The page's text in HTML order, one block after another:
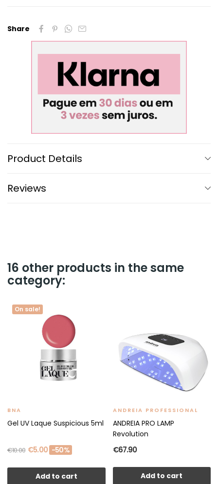
Share
Product Details
Reviews
16 other products in the same
category:
On sale!
BNA
Gel UV Laque Suspicious 5ml
€10.00 €5.00 -50%
Add to cart
ANDREIA PROFESSIONAL
ANDREIA PRO LAMP
Revolution
€67.90
Add to cart